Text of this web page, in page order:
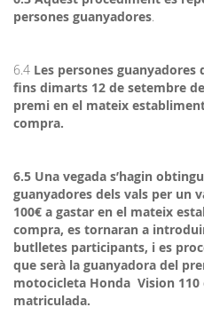
persones guanyadores.
6.4 Les persones guanyadores
fins dimarts 12 de setembre
premi en el mateix
compra.
6.5 Una vegada s’hagin
guanyadores dels vals per un
100€ a gastar en el mateix
compra, es tornaran a
butlletes participants, i es
que serà la guanyadora del
motocicleta Honda Vision
matriculada.